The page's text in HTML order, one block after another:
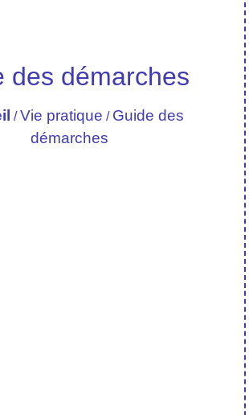
des démarches
/Vie pratique / Guide des
démarches